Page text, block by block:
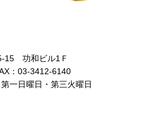
15 功和ビル1Ｆ
：03-3412-6140
一日曜日・第三火曜日